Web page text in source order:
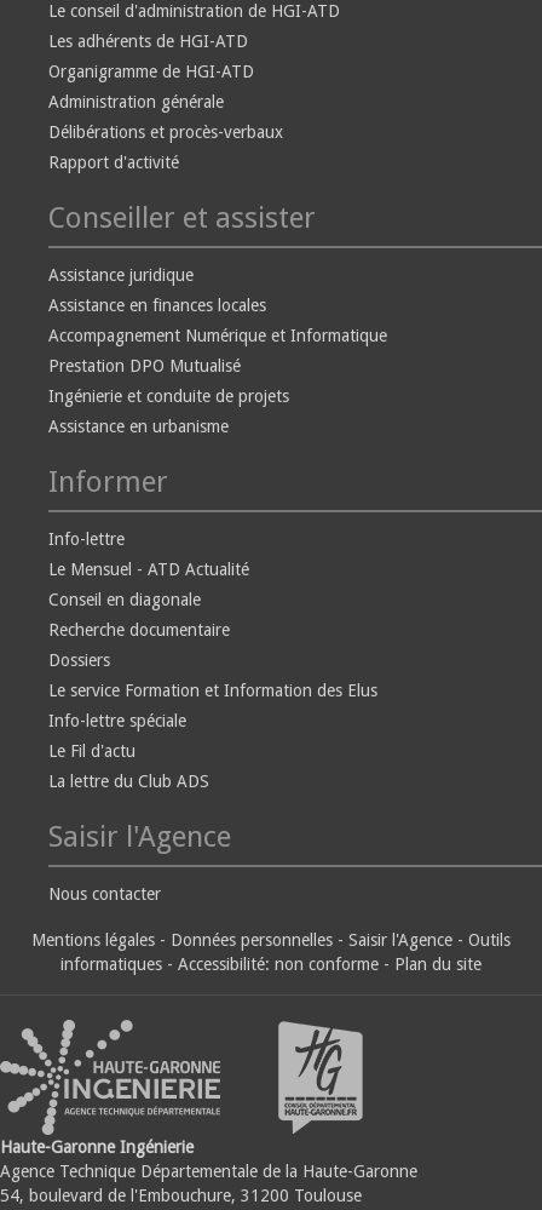
Le conseil d'administration de HGI-ATD
Les adhérents de HGI-ATD
Organigramme de HGI-ATD
Administration générale
Délibérations et procès-verbaux
Rapport d'activité
Conseiller et assister
Assistance juridique
Assistance en finances locales
Accompagnement Numérique et Informatique
Prestation DPO Mutualisé
Ingénierie et conduite de projets
Assistance en urbanisme
Informer
Info-lettre
Le Mensuel - ATD Actualité
Conseil en diagonale
Recherche documentaire
Dossiers
Le service Formation et Information des Elus
Info-lettre spéciale
Le Fil d'actu
La lettre du Club ADS
Saisir l'Agence
Nous contacter
Mentions légales - Données personnelles - Saisir l'Agence - Outils
informatiques - Accessibilité: non conforme - Plan du site
Haute-Garonne Ingénierie
Agence Technique Départementale de la Haute-Garonne
54, boulevard de l'Embouchure, 31200 Toulouse